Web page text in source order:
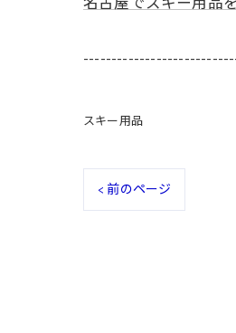
スキー用品
< 前のページ